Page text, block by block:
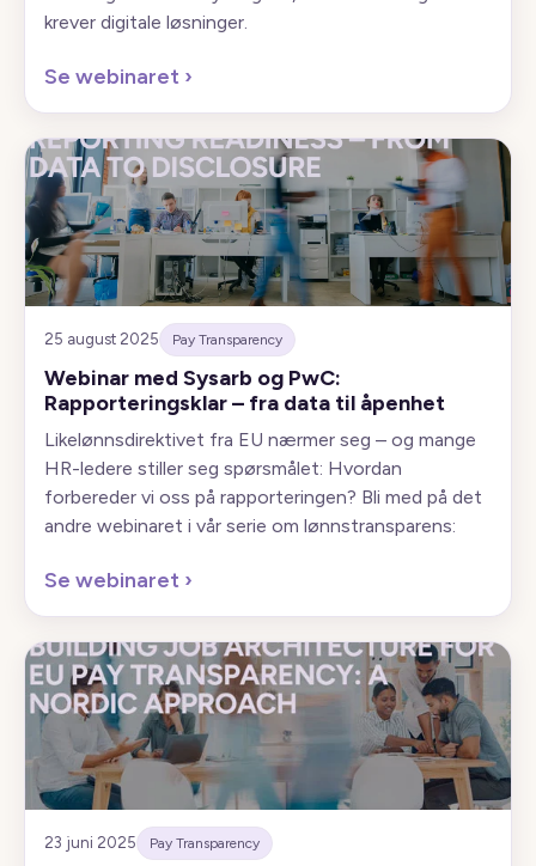
krever digitale løsninger.
Se webinaret ›
25 august 2025 Pay Transparency
Webinar med Sysarb og PwC:
Rapporteringsklar – fra data til åpenhet
Likelønnsdirektivet fra EU nærmer seg – og mange
HR-ledere stiller seg spørsmålet: Hvordan
forbereder vi oss på rapporteringen? Bli med på det
andre webinaret i vår serie om lønnstransparens:
Se webinaret ›
23 juni 2025 Pay Transparency